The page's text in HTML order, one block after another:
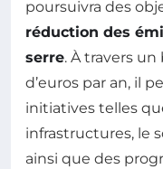
poursuivra des
réduction des
serre. À travers
d’euros par an, il
initiatives telles
infrastructures, le
ainsi que des